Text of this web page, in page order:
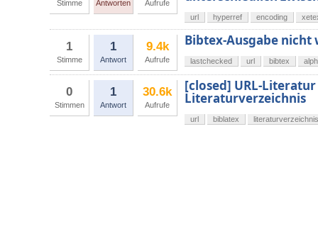
Stimme Antworten Aufrufe
url hyperref encoding
1
Stimme
1
Antwort
9.4k
Aufrufe
Bibtex-Ausgabe
lastchecked url bibtex
0
Stimmen
1
Antwort
30.6k
Aufrufe
[closed] URL-
Literaturverzeichnis
url biblatex literaturverzeichnis